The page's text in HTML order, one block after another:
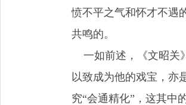
愤不平之气和怀才不遇
共鸣的。
一如前述，《文昭关
以致成为他的戏宝，亦
究“会通精化”，这其中